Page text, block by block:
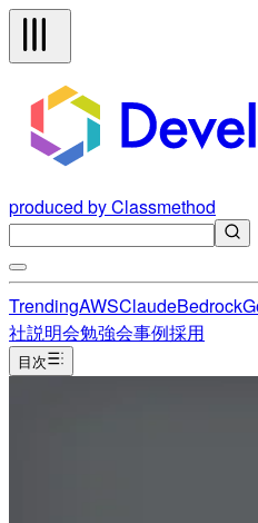
produced by Classmethod
TrendingAWSClaudeBedrock
社説明会勉強会事例採用
目次